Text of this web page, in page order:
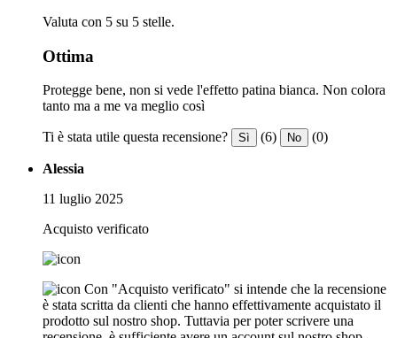
Valuta con 5 su 5 stelle.
Ottima
Protegge bene, non si vede l'effetto patina bianca. Non colora
tanto ma a me va meglio così
Ti è stata utile questa recensione? Sì (6) No (0)
Alessia
11 luglio 2025
Acquisto verificato
Con "Acquisto verificato" si intende che la recensione
è stata scritta da clienti che hanno effettivamente acquistato il
prodotto sul nostro shop. Tuttavia per poter scrivere una